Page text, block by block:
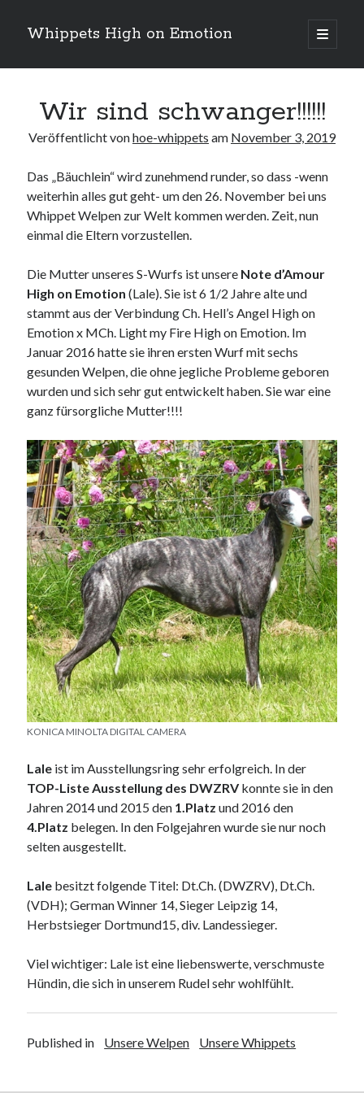
Whippets High on Emotion
öffnen
Sidebar
Profil
ingrid.krahheiermann
auf
Facebook
anzeigen
Archiv
Archiv
Wir sind schwanger!!!!!!
Veröffentlicht vonhoe-whippets am November 3, 2019
Das „Bäuchlein“ wird zunehmend runder, so dass -wenn
weiterhin alles gut geht- um den 26. November bei uns
Whippet Welpen zur Welt kommen werden. Zeit, nun
einmal die Eltern vorzustellen.
Die Mutter unseres S-Wurfs ist unsere Note d’Amour
High on Emotion (Lale). Sie ist 6 1/2 Jahre alte und
stammt aus der Verbindung Ch. Hell’s Angel High on
Emotion x MCh. Light my Fire High on Emotion. Im
Januar 2016 hatte sie ihren ersten Wurf mit sechs
gesunden Welpen, die ohne jegliche Probleme geboren
wurden und sich sehr gut entwickelt haben. Sie war eine
ganz fürsorgliche Mutter!!!!
KONICA MINOLTA DIGITAL CAMERA
Lale ist im Ausstellungsring sehr erfolgreich. In der
TOP-Liste Ausstellung des DWZRVkonnte sie in den
Jahren 2014 und 2015 den 1.Platzund 2016 den
4.Platz belegen. In den Folgejahren wurde sie nur noch
selten ausgestellt.
Lale besitzt folgende Titel: Dt.Ch. (DWZRV), Dt.Ch.
(VDH); German Winner 14, Sieger Leipzig 14,
Herbstsieger Dortmund15, div. Landessieger.
Viel wichtiger: Lale ist eine liebenswerte, verschmuste
Hündin, die sich in unserem Rudel sehr wohlfühlt.
Published in Unsere Welpen Unsere Whippets